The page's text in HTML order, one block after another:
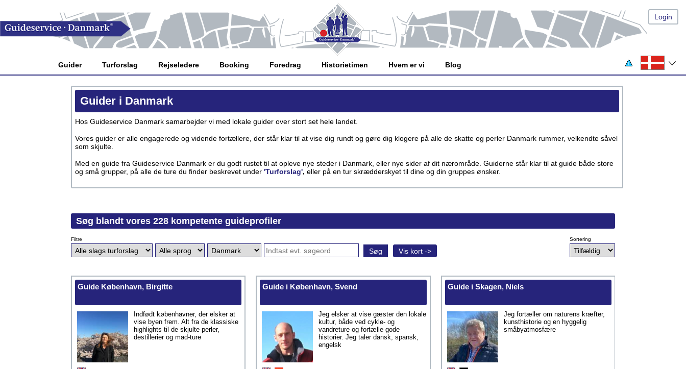
Login
Guider Turforslag Rejseledere Booking Foredrag Historietimen Hvem er vi Blog
Guider i Danmark
Hos Guideservice Danmark samarbejder vi med lokale guider over stort set hele landet.
Vores guider er alle engagerede og vidende fortællere, der står klar til at vise dig rundt og gøre dig klogere på alle de skatte og perler Danmark rummer, velkendte såvel
som skjulte.
Med en guide fra Guideservice Danmark er du godt rustet til at opleve nye steder i Danmark, eller nye sider af dit nærområde. Guiderne står klar til at guide både store
og små grupper, på alle de ture du finder beskrevet under 'Turforslag', eller på en tur skrædderskyet til dine og din gruppes ønsker.
Søg blandt vores 228 kompetente guideprofiler
Filtre
Vis kort ->
Søg
Sortering
Guide København, Birgitte
Indfødt københavner, der elsker at
vise byen frem. Alt fra de klassiske
highlights til de skjulte perler,
destillerier og mad-ture
Guide i København, Svend
Jeg elsker at vise gæster den lokale
kultur, både ved cykle- og
vandreture og fortælle gode
historier. Jeg taler dansk, spansk,
engelsk
Guide i Skagen, Niels
Jeg fortæller om naturens kræfter,
kunsthistorie og en hyggelig
småbyatmosfære